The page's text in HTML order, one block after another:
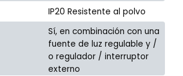
IP20 Resistente al polvo
Sí, en combinación con una
fuente de luz regulable y /
o regulador / interruptor
externo